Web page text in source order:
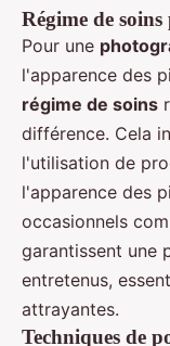
Régime de
Pour une
l'apparence des
régime de soins
différence. Cela
l'utilisation de
l'apparence des
occasionnels
garantissent une
entretenus,
attrayantes.
Techniques de